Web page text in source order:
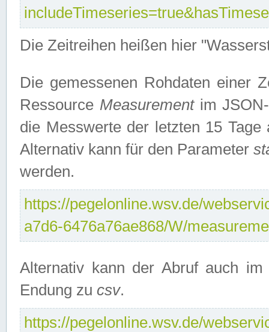
Die Zeitreihen heißen hier
Die gemessenen Rohdaten einer
Ressource Measurementim JSON-
die Messwerte der letzten 15
Alternativ kann für den Parameter
werden.
https://pegelonline.wsv.de/
a7d6-6476a76ae868/W/
Alternativ kann der Abruf auch
Endung zu csv.
https://pegelonline.wsv.de/